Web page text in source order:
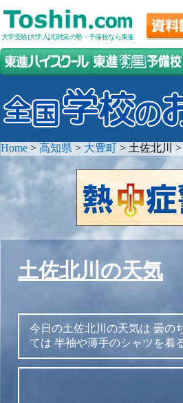
大学受験(大学入試)対策の塾・予備校なら東進
Home > 高知県 > 大豊町 > 土佐北川 >
土佐北川の天気
今日の土佐北川の天気は 曇の
ては 半袖や薄手のシャツを着